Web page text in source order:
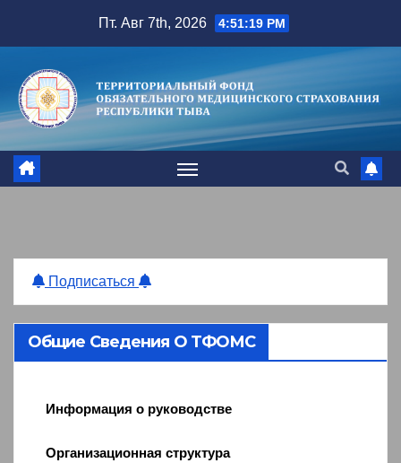
содержимому
Пт. Авг 7th, 2026 4:51:20 PM
Подписаться
Общие Сведения О ТФОМС
Информация о руководстве
Организационная структура